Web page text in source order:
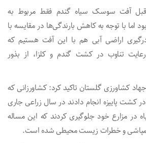
آفت سوسک سیاه گندم فقط مربوط به
اما با توجه به کاهش بارندگی‌ها در مقایسه با
اراضی آبی هم با این آفت هستیم که
رعایت تناوب در کشت گندم و کلزا، از بذور
کشاورزی گلستان تاکید کرد: کشاورزانی که
کشت پاییزه انجام دادند در سال زراعی جاری
مزارع خود جلوگیری کردند که این مساله
و خطرات زیست محیطی شده است.